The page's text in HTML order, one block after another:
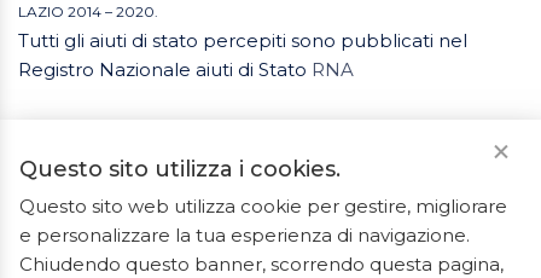
LAZIO 2014 – 2020.
Tutti gli aiuti di stato percepiti sono pubblicati nel
Registro Nazionale aiuti di Stato RNA
2023 © Tutti i diritti riservati. ArredoBagno.shop è un
Questo sito utilizza i cookies.
Questo sito web utilizza cookie per gestire, migliorare
e personalizzare la tua esperienza di navigazione.
Chiudendo questo banner, scorrendo questa pagina,